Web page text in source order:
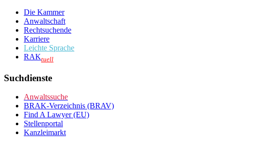
Die Kammer
Anwaltschaft
Rechtsuchende
Karriere
Leichte Sprache
RAKtuell
Suchdienste
Anwaltssuche
BRAK-Verzeichnis (BRAV)
Find A Lawyer (EU)
Stellenportal
Kanzleimarkt